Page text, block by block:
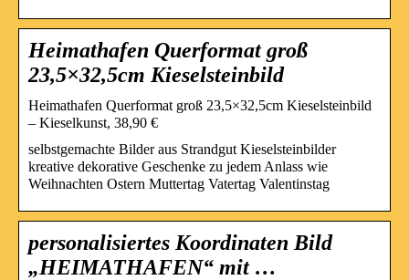
Heimathafen Querformat groß
23,5×32,5cm Kieselsteinbild
Heimathafen Querformat groß 23,5×32,5cm Kieselsteinbild
– Kieselkunst, 38,90 €
selbstgemachte Bilder aus Strandgut Kieselsteinbilder
kreative dekorative Geschenke zu jedem Anlass wie
Weihnachten Ostern Muttertag Vatertag Valentinstag
personalisiertes Koordinaten Bild
„HEIMATHAFEN“ mit …